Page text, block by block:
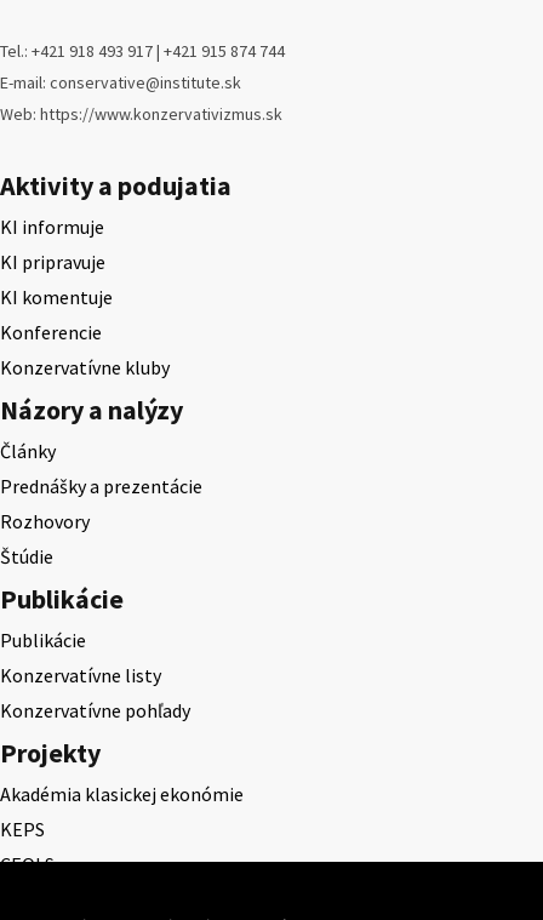
Tel.: +421 918 493 917 | +421 915 874 744
E-mail: conservative@institute.sk
Web: https://www.konzervativizmus.sk
Aktivity a podujatia
KI informuje
KI pripravuje
KI komentuje
Konferencie
Konzervatívne kluby
Názory a nalýzy
Články
Prednášky a prezentácie
Rozhovory
Štúdie
Publikácie
Publikácie
Konzervatívne listy
Konzervatívne pohľady
Projekty
Akadémia klasickej ekonómie
KEPS
CEQLS